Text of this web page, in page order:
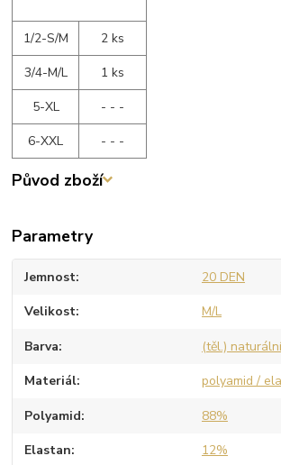
1/2-S/M
2 ks
3/4-M/L
1 ks
5-XL
- - -
6-XXL
- - -
Původ zboží
Parametry
Jemnost 20 DEN
Velikost M/L
Barva (těl.) naturální
Materiál polyamid /
Polyamid 88%
Elastan 12%